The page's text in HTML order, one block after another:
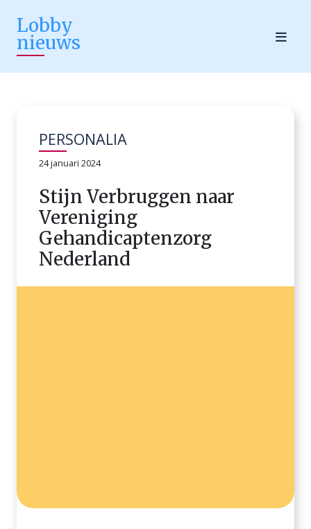
Lobby
nieuws
PERSONALIA
24 januari 2024
Stijn Verbruggen naar
Vereniging
Gehandicaptenzorg
Nederland